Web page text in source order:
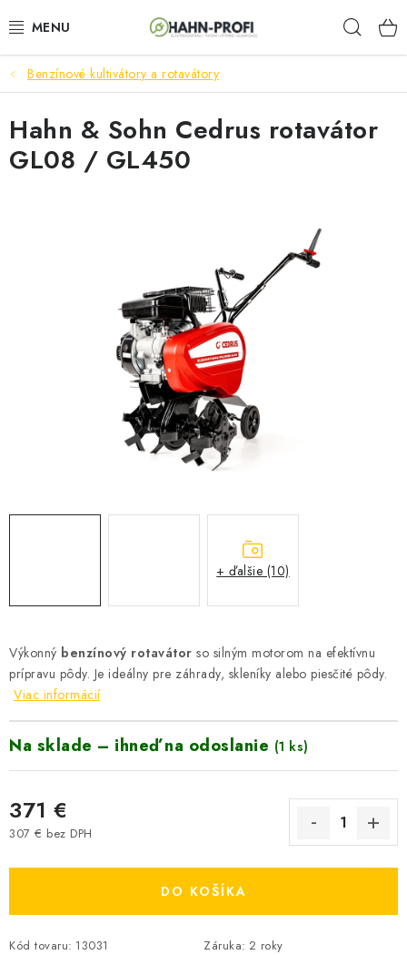
na
ELEKTROCENTRÁLY
ZAHRADNÍ TECHNIKA
STAVEBNÁ TECHNIKA
ODVLHČOVAČE A VENTILÁTORY
REFERENCIE
KONTAKTY
Obchodné podmienky
Zásady ochrany osobných údajov
Ceny přepravy
Kontakty
Benzínové kultivátory a rotavátory
Výkonný benzínový rotavátor so silným motorom na efektívnu
prípravu pôdy. Je ideálny pre záhrady, skleníky alebo piesčité pôdy.
Viac informácií
Na sklade – ihneď na odoslanie (1 ks)
371 €
307 € bez DPH
DO KOŠÍKA
Kód tovaru: 13031 Záruka: 2 roky
Hahn & Sohn Cedrus rotavátor
GL08 / GL450
+ ďalšie (10)